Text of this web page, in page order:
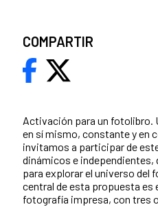
Activación para un
en sí mismo, constante y en
invitamos a participar de
dinámicos e
para explorar el universo
central de esta propuesta es
fotografía impresa, con tres
COMPARTIR